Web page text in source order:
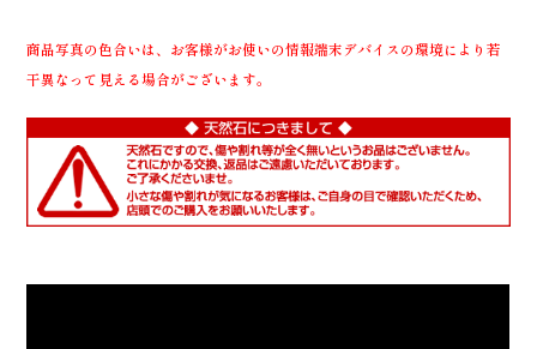
商品写真の色合いは、お客様がお使いの情報端末デバイスの環境により若
干異なって見える場合がございます。